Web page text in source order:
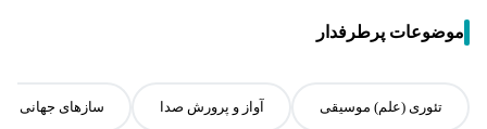
موضوعات پرطرفدار
تئوری (علم) موسیقی آواز و پرورش صدا سازهای جهانی